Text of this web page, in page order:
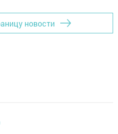
новости